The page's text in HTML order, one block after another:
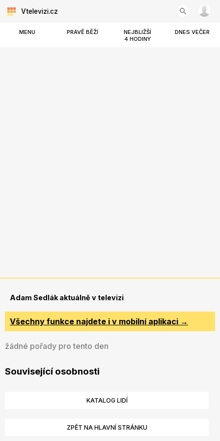
Vtelevizi.cz
MENU PRÁVĚ BĚŽÍ
NEJBLIŽŠÍ
4 HODINY
DNES VEČER
Adam Sedlák aktuálně v televizi
Všechny funkce najdete i v mobilní aplikaci →
žádné pořady pro tento den
Související osobnosti
KATALOG LIDÍ
ZPĚT NA HLAVNÍ STRÁNKU